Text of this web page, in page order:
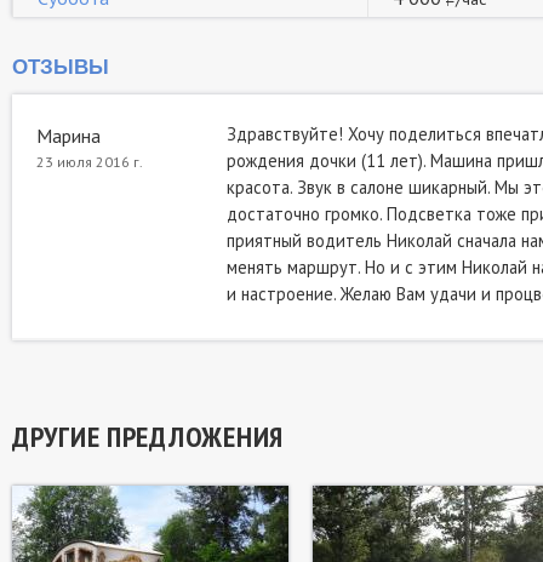
ОТЗЫВЫ
Марина
23 июля 2016 г.
Здравствуйте! Хочу поделиться
рождения дочки (11 лет). Машина
красота. Звук в салоне шикарный. Мы
достаточно громко. Подсветка тоже
приятный водитель Николай сначала
менять маршрут. Но и с этим Николай
и настроение. Желаю Вам удачи и
ДРУГИЕ ПРЕДЛОЖЕНИЯ